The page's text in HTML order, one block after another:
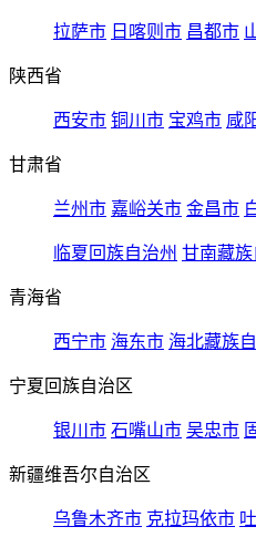
拉萨市 日喀则市 昌都市
陕西省
西安市 铜川市 宝鸡市 咸
甘肃省
兰州市 嘉峪关市 金昌市
临夏回族自治州 甘南藏族
青海省
西宁市 海东市 海北藏族
宁夏回族自治区
银川市 石嘴山市 吴忠市
新疆维吾尔自治区
乌鲁木齐市 克拉玛依市